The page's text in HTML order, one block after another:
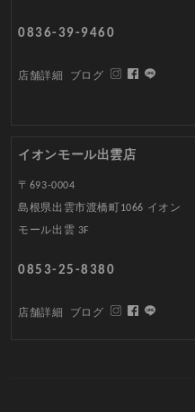
0836-39-9460
店舗詳細 ブログ
イオンモール出雲店
〒693-0004
島根県出雲市渡橋町1066 イオン
モール出雲 3F
0853-25-8380
店舗詳細 ブログ